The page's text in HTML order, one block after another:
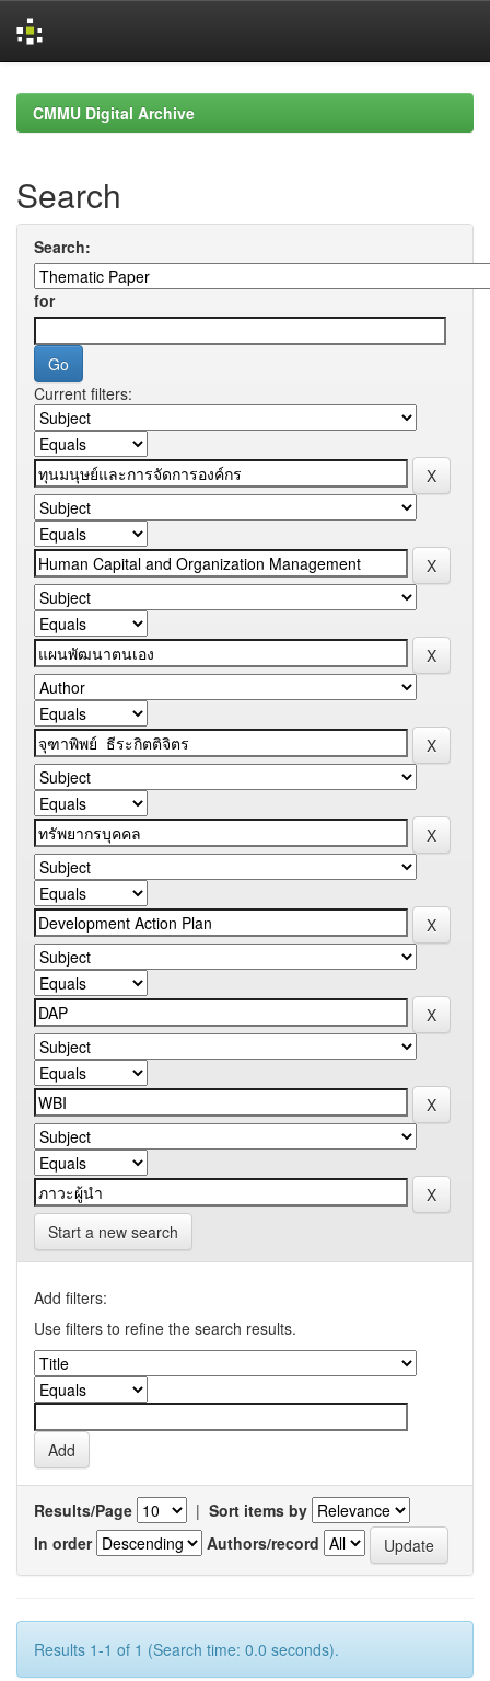
navigationCMMU Digital Archive
Search
Search:
for
Current filters:
Start a new search
Add filters:
Use filters to refine the search results.
Results/Page | Sort items by
In order
Authors/record
Results 1-1 of 1 (Search time: 0.0 seconds).